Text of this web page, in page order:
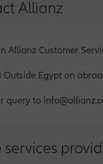
Allianz
Allianz Customer
Outside Egypt on
query to